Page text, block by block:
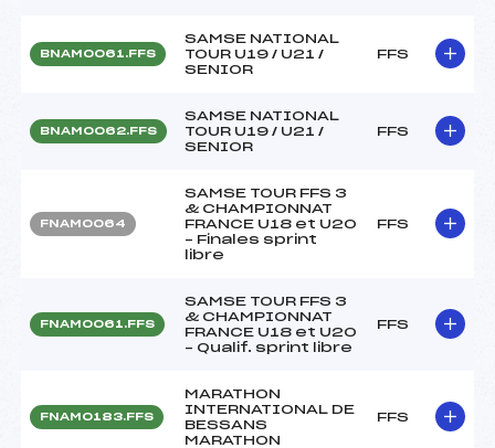
BNAM0061.FFS
SAMSE NATIONAL
TOUR U19 / U21 /
SENIOR
FFS
BNAM0062.FFS
SAMSE NATIONAL
TOUR U19 / U21 /
SENIOR
FFS
FNAM0064
SAMSE TOUR FFS 3
& CHAMPIONNAT
FRANCE U18 et U20
– Finales sprint
libre
FFS
FNAM0061.FFS
SAMSE TOUR FFS 3
& CHAMPIONNAT
FRANCE U18 et U20
– Qualif. sprint libre
FFS
FNAM0183.FFS
MARATHON
INTERNATIONAL DE
BESSANS
MARATHON
FFS